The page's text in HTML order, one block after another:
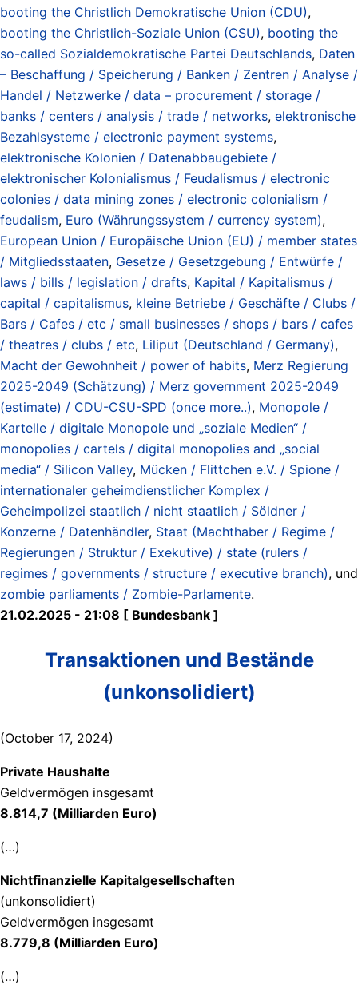
booting the Christlich Demokratische Union (CDU),
booting the Christlich-Soziale Union (CSU), booting the
so-called Sozialdemokratische Partei Deutschlands, Daten
– Beschaffung / Speicherung / Banken / Zentren / Analyse /
Handel / Netzwerke / data – procurement / storage /
banks / centers / analysis / trade / networks, elektronische
Bezahlsysteme / electronic payment systems,
elektronische Kolonien / Datenabbaugebiete /
elektronischer Kolonialismus / Feudalismus / electronic
colonies / data mining zones / electronic colonialism /
feudalism, Euro (Währungssystem / currency system),
European Union / Europäische Union (EU) / member states
/ Mitgliedsstaaten, Gesetze / Gesetzgebung / Entwürfe /
laws / bills / legislation / drafts, Kapital / Kapitalismus /
capital / capitalismus, kleine Betriebe / Geschäfte / Clubs /
Bars / Cafes / etc / small businesses / shops / bars / cafes
/ theatres / clubs / etc, Liliput (Deutschland / Germany),
Macht der Gewohnheit / power of habits, Merz Regierung
2025-2049 (Schätzung) / Merz government 2025-2049
(estimate) / CDU-CSU-SPD (once more..), Monopole /
Kartelle / digitale Monopole und „soziale Medien“ /
monopolies / cartels / digital monopolies and „social
media“ / Silicon Valley, Mücken / Flittchen e.V. / Spione /
internationaler geheimdienstlicher Komplex /
Geheimpolizei staatlich / nicht staatlich / Söldner /
Konzerne / Datenhändler, Staat (Machthaber / Regime /
Regierungen / Struktur / Exekutive) / state (rulers /
regimes / governments / structure / executive branch), und
zombie parliaments / Zombie-Parlamente.
21.02.2025 - 21:08 [ Bundesbank ]
Transaktionen und Bestände
(unkonsolidiert)
(October 17, 2024)
Private Haushalte
Geldvermögen insgesamt
8.814,7 (Milliarden Euro)
(…)
Nichtfinanzielle Kapitalgesellschaften
(unkonsolidiert)
Geldvermögen insgesamt
8.779,8 (Milliarden Euro)
(…)